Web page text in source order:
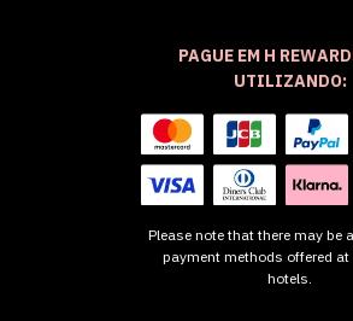
PAGUE EM H
UTILIZANDO:
Please note that there may be
payment methods offered
hotels.